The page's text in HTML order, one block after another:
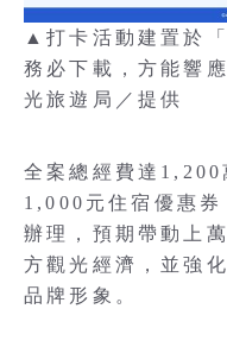
▲打卡活動建置於
務必下載，方能響
光旅遊局／提供
全案總經費達
1,000元住宿優惠券
辦理，預期帶動上
方觀光經濟，並強
品牌形象。